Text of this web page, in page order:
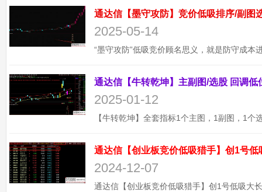
2025-05-14
2025-01-12
通达信【创业板竞价低吸猎手】创1号
2024-12-07